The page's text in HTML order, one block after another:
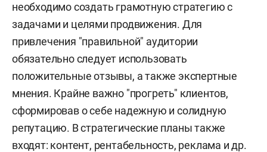
необходимо создать грамотную стратегию с
задачами и целями продвижения. Для
привлечения "правильной" аудитории
обязательно следует использовать
положительные отзывы, а также экспертные
мнения. Крайне важно "прогреть" клиентов,
сформировав о себе надежную и солидную
репутацию. В стратегические планы также
входят: контент, рентабельность, реклама и др.